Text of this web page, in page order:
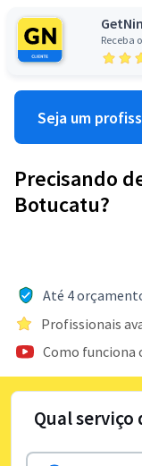
Receba
Seja um
Precisando
Botucatu?
Até 4
Profissionais
Como funciona
Qual serviço